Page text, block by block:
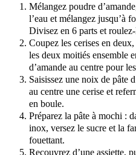
Mélangez poudre
l’eau et mélangez jusqu’à
Divisez en 6 parts et
Coupez les cerises en
les deux moitiés ensemble
d’amande au centre pour
Saisissez une noix de pâte
au centre une cerise et
en boule.
Préparez la pâte à mochi :
inox, versez le sucre et la
fouettant.
Recouvrez d’une assiette,